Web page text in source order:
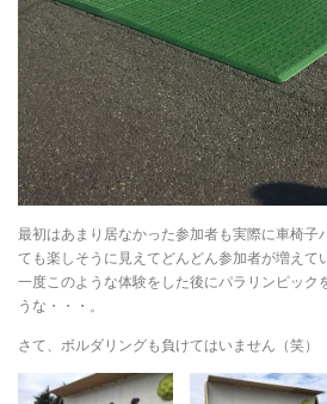
最初はあまり居なかった参加者も実際に車椅子
ても楽しそうに見えてどんどん参加者が増えて
一度このような体験をした後にパラリンピック
うな・・・。
さて、ボルダリングも負けてはいません（笑）